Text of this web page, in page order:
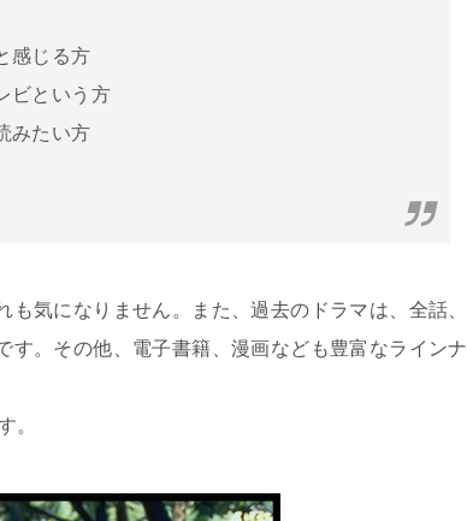
感じる方
ビという方
みたい方
気になりません。また、過去のドラマは、全話、
。その他、電子書籍、漫画なども豊富なラインナ
。